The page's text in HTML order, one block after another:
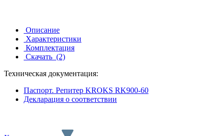
Описание
Характеристики
Комплектация
Скачать (2)
Техническая документация:
Паспорт. Репитер KROKS RK900-60
Декларация о соответствии